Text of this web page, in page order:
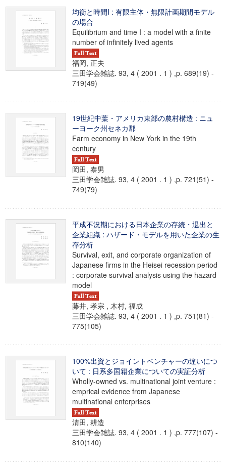
均衡と時間I : 有限主体・無限計画期間モデル
の場合
Equilibrium and time I : a model with a finite
number of infinitely lived agents
福岡, 正夫
三田学会雑誌. 93, 4 ( 2001 . 1 ) ,p. 689(19) -
719(49)
19世紀中葉・アメリカ東部の農村構造 : ニュ
ーヨーク州セネカ郡
Farm economy in New York in the 19th
century
岡田, 泰男
三田学会雑誌. 93, 4 ( 2001 . 1 ) ,p. 721(51) -
749(79)
平成不況期における日本企業の存続・退出と
企業組織 : ハザード・モデルを用いた企業の生
存分析
Survival, exit, and corporate organization of
Japanese firms in the Heisei recession period
: corporate survival analysis using the hazard
model
藤井, 孝宗 , 木村, 福成
三田学会雑誌. 93, 4 ( 2001 . 1 ) ,p. 751(81) -
775(105)
100%出資とジョイントベンチャーの違いにつ
いて : 日系多国籍企業についての実証分析
Wholly-owned vs. multinational joint venture :
emprical evidence from Japanese
multinational enterprises
清田, 耕造
三田学会雑誌. 93, 4 ( 2001 . 1 ) ,p. 777(107) -
810(140)